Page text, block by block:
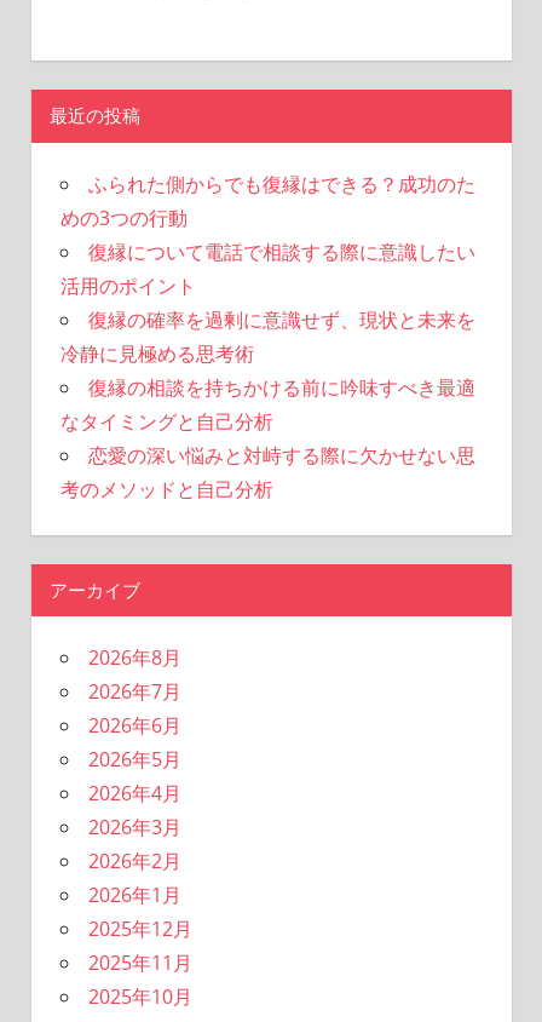
最近の投稿
ふられた側からでも復縁はできる？成功のた
めの3つの行動
復縁について電話で相談する際に意識したい
活用のポイント
復縁の確率を過剰に意識せず、現状と未来を
冷静に見極める思考術
復縁の相談を持ちかける前に吟味すべき最適
なタイミングと自己分析
恋愛の深い悩みと対峙する際に欠かせない思
考のメソッドと自己分析
アーカイブ
2026年8月
2026年7月
2026年6月
2026年5月
2026年4月
2026年3月
2026年2月
2026年1月
2025年12月
2025年11月
2025年10月